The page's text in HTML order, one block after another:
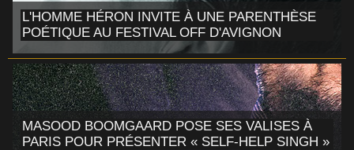
L'HOMME HÉRON INVITE À UNE PARENTHÈSE
POÉTIQUE AU FESTIVAL OFF D'AVIGNON
MASOOD BOOMGAARD POSE SES VALISES À
PARIS POUR PRÉSENTER « SELF-HELP SINGH »